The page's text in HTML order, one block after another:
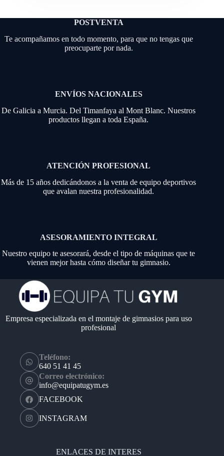
POSTVENTA
Te acompañamos en todo momento, para que no tengas que
preocuparte por nada.
ENVÍOS NACIONALES
De Galicia a Murcia. Del Timanfaya al Mont Blanc. Nuestros
productos llegan a toda España.
ATENCIÓN PROFESIONAL
Más de 15 años dedicándonos a la venta de equipo deportivos
que avalan nuestra profesionalidad.
ASESORAMIENTO INTEGRAL
Nuestro equipo te asesorará, desde el tipo de máquinas que te
vienen mejor hasta cómo diseñar tu gimnasio.
Empresa especializada en el montaje de gimnasios para uso
profesional
Teléfono:
640 51 41 45
Correo electrónico:
info@equipatugym.es
FACEBOOK
INSTAGRAM
ENLACES DE INTERES